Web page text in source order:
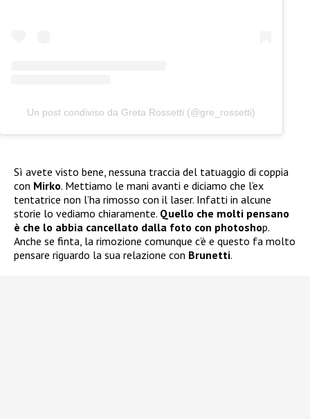
Un post condiviso da Greta Rossetti (@gre_rossetti)
Sì avete visto bene, nessuna traccia del tatuaggio di coppia
con Mirko. Mettiamo le mani avanti e diciamo che l’ex
tentatrice non l’ha rimosso con il laser. Infatti in alcune
storie lo vediamo chiaramente. Quello che molti pensano
è che lo abbia cancellato dalla foto con photoshop.
Anche se finta, la rimozione comunque c’è e questo fa molto
pensare riguardo la sua relazione con Brunetti.